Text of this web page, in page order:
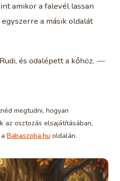
amikor a falevél lassan
a másik oldalát
és odalépett a kőhöz. —
megtudni, hogyan
az osztozás elsajátításában,
Babaszoba.hu oldalán.